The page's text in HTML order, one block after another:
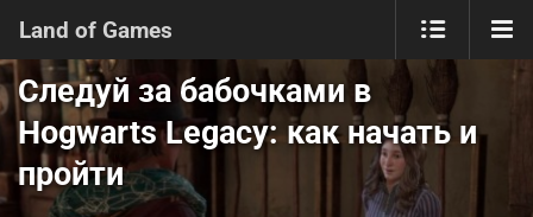
Land of Games
Следуй за бабочками в
Hogwarts Legacy: как начать и
пройти